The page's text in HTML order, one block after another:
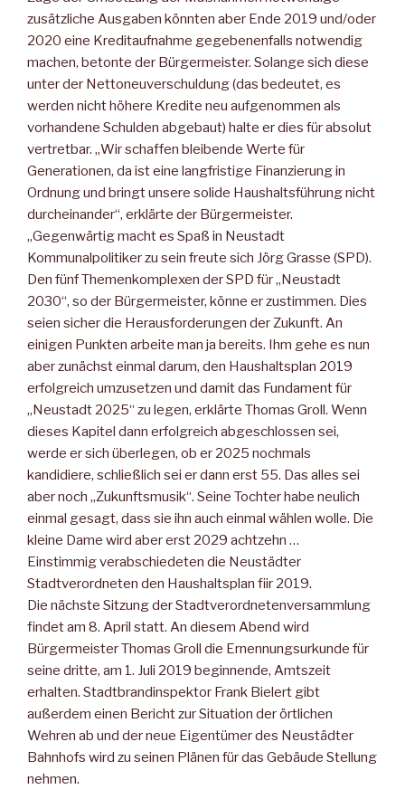
zusätzliche Ausgaben könnten aber Ende 2019 und/oder
2020 eine Kreditaufnahme gegebenenfalls notwendig
machen, betonte der Bürgermeister. Solange sich diese
unter der Nettoneuverschuldung (das bedeutet, es
werden nicht höhere Kredite neu aufgenommen als
vorhandene Schulden abgebaut) halte er dies für absolut
vertretbar. „Wir schaffen bleibende Werte für
Generationen, da ist eine langfristige Finanzierung in
Ordnung und bringt unsere solide Haushaltsführung nicht
durcheinander“, erklärte der Bürgermeister.
„Gegenwärtig macht es Spaß in Neustadt
Kommunalpolitiker zu sein freute sich Jörg Grasse (SPD).
Den fünf Themenkomplexen der SPD für „Neustadt
2030“, so der Bürgermeister, könne er zustimmen. Dies
seien sicher die Herausforderungen der Zukunft. An
einigen Punkten arbeite man ja bereits. Ihm gehe es nun
aber zunächst einmal darum, den Haushaltsplan 2019
erfolgreich umzusetzen und damit das Fundament für
„Neustadt 2025“ zu legen, erklärte Thomas Groll. Wenn
dieses Kapitel dann erfolgreich abgeschlossen sei,
werde er sich überlegen, ob er 2025 nochmals
kandidiere, schließlich sei er dann erst 55. Das alles sei
aber noch „Zukunftsmusik“. Seine Tochter habe neulich
einmal gesagt, dass sie ihn auch einmal wählen wolle. Die
kleine Dame wird aber erst 2029 achtzehn …
Einstimmig verabschiedeten die Neustädter
Stadtverordneten den Haushaltsplan fiir 2019.
Die nächste Sitzung der Stadtverordnetenversammlung
findet am 8. April statt. An diesem Abend wird
Bürgermeister Thomas Groll die Ernennungsurkunde für
seine dritte, am 1. Juli 2019 beginnende, Amtszeit
erhalten. Stadtbrandinspektor Frank Bielert gibt
außerdem einen Bericht zur Situation der örtlichen
Wehren ab und der neue Eigentümer des Neustädter
Bahnhofs wird zu seinen Plänen für das Gebäude Stellung
nehmen.